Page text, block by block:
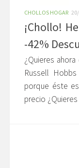
CHOLLOS HOGAR
¡Chollo!
-42%
¿Quieres
Russell
porque éste
precio